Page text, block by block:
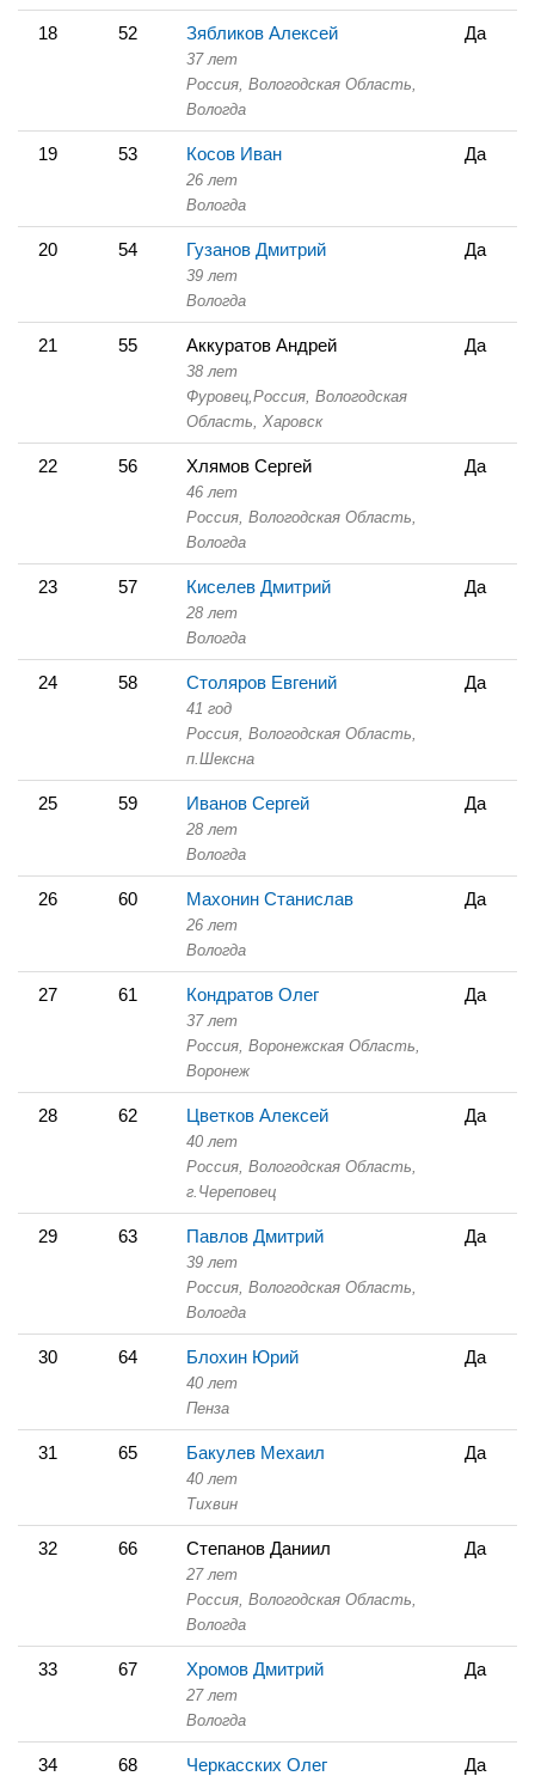
18 52 Зябликов Алексей
37 лет
Россия, Вологодская Область,
Вологда
Да
19 53 Косов Иван
26 лет
Вологда
Да
20 54 Гузанов Дмитрий
39 лет
Вологда
Да
21 55 Аккуратов Андрей
38 лет
Фуровец, Россия, Вологодская
Область,
Харовск
Да
22 56 Хлямов Сергей
46 лет
Россия, Вологодская Область,
Вологда
Да
23 57 Киселев Дмитрий
28 лет
Вологда
Да
24 58 Столяров Евгений
41 год
Россия, Вологодская Область,
п.Шексна
Да
25 59 Иванов Сергей
28 лет
Вологда
Да
26 60 Махонин Станислав
26 лет
Вологда
Да
27 61 Кондратов Олег
37 лет
Россия, Воронежская Область,
Воронеж
Да
28 62 Цветков Алексей
40 лет
Россия, Вологодская Область,
г.Череповец
Да
29 63 Павлов Дмитрий
39 лет
Россия, Вологодская Область,
Вологда
Да
30 64 Блохин Юрий
40 лет
Пенза
Да
31 65 Бакулев Мехаил
40 лет
Тихвин
Да
32 66 Степанов Даниил
27 лет
Россия, Вологодская Область,
Вологда
Да
33 67 Хромов Дмитрий
27 лет
Вологда
Да
34 68 Черкасских Олег Да